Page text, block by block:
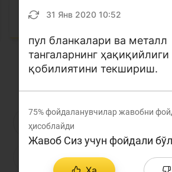
Ўқув қўлланмалар
Луғат
Молиявий саводхонлик
Лойиҳалар
Интерактив
Фотогалерея
Луғат
Кирилл алифбоси Лотин
А Б
Ж З Й
31 Янв 2020 10:52
пул бланкалари ва металл
тангаларнинг
қобилиятини текшириш.
75%фойдаланувчилар жавобни
ҳисоблайди
Жавоб Сиз учун фойдали